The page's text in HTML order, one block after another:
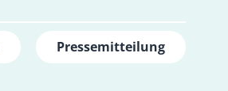
Pressemitteilung